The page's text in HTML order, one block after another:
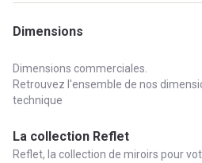
Dimensions
Dimensions commerciales.
Retrouvez l'ensemble de nos
technique
La collection Reflet
Reflet, la collection de miroirs pour